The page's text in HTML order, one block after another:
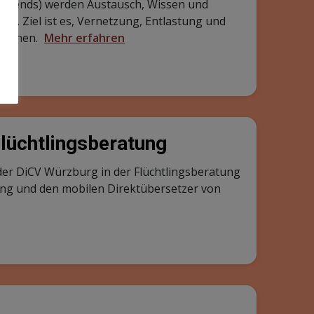
werden Austausch, Wissen und
Ziel ist es, Vernetzung, Entlastung und
Mehr erfahren
DiCV Würzburg in der Flüchtlingsberatung
und den mobilen Direktübersetzer von